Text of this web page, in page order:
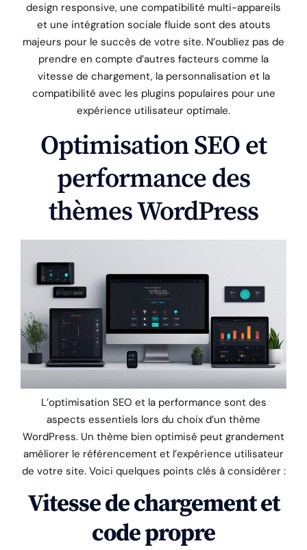
design responsive, une compatibilité multi-appareils
et une intégration sociale fluide sont des atouts
majeurs pour le succès de votre site. N’oubliez pas de
prendre en compte d’autres facteurs comme la
vitesse de chargement, la personnalisation et la
compatibilité avec les plugins populaires pour une
expérience utilisateur optimale.
Optimisation SEO et
performance des
thèmes WordPress
L’optimisation SEO et la performance sont des
aspects essentiels lors du choix d’un thème
WordPress. Un thème bien optimisé peut grandement
améliorer le référencement et l’expérience utilisateur
de votre site. Voici quelques points clés à considérer :
Vitesse de chargement et
code propre